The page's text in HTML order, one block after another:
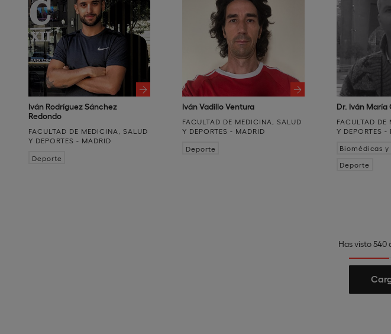
Iván Rodríguez Sánchez
Redondo
FACULTAD DE MEDICINA, SALUD
Y DEPORTES - MADRID
Deporte
Iván Vadillo Ventura
FACULTAD DE MEDICINA, SALUD
Y DEPORTES - MADRID
Deporte
Dr. Iván
FACULTAD DE
Y DEPORTES -
Biomédicas y
Deporte
Has visto 540